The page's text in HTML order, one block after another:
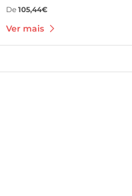
De 105,44€
Ver mais